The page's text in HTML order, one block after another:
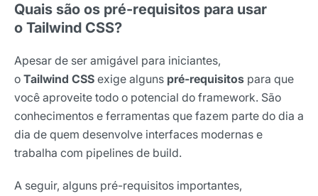
Quais são os pré-requisitos para usar
o Tailwind CSS?
Apesar de ser amigável para iniciantes,
o Tailwind CSS exige alguns pré-requisitos para que
você aproveite todo o potencial do framework. São
conhecimentos e ferramentas que fazem parte do dia a
dia de quem desenvolve interfaces modernas e
trabalha com pipelines de build.
A seguir, alguns pré-requisitos importantes,